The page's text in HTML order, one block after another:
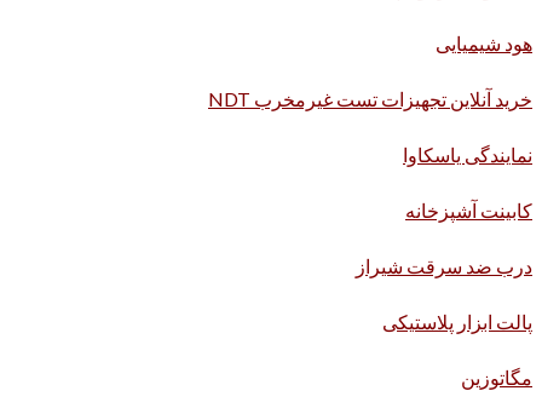
هود شیمیایی
خرید آنلاین تجهیزات تست غیرمخرب NDT
نمایندگی یاسکاوا
کابینت آشپزخانه
درب ضد سرقت شیراز
پالت ابزار پلاستیکی
مگاتوزین